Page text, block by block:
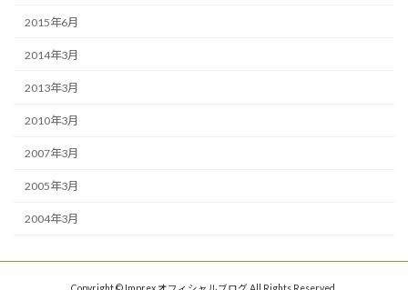
2015年6月
2014年3月
2013年3月
2010年3月
2007年3月
2005年3月
2004年3月